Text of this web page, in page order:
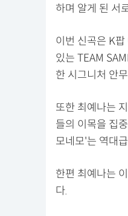
하며 알게 된 서
이번 신곡은 K
있는 TEAM
한 시그니처 안
또한 최예나는
들의 이목을 집
모네모'는 역대
한편 최예나는
다.